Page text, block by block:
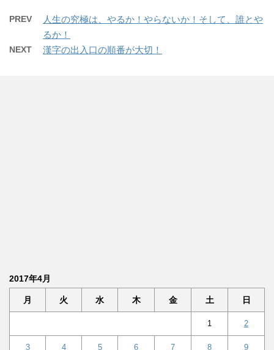
PREV
人生の究極は、やるか！やらないか！そして、誰とや
るか！
NEXT 漢字の出入口の順番が大切！
2017年4月
月 火 水 木 金 土 日
1 2
3 4 5 6 7 8 9